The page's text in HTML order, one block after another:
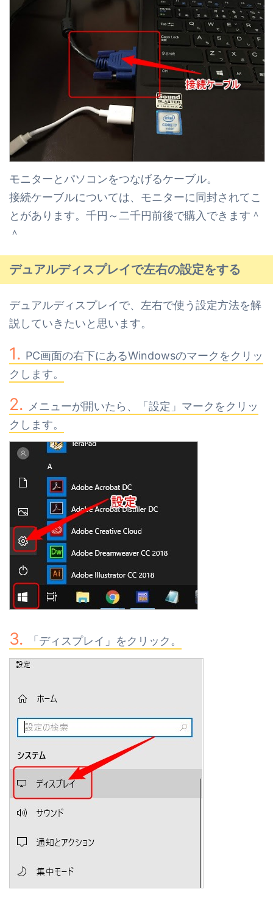
モニターとパソコンをつなげるケーブル。
接続ケーブルについては、モニターに同封されてこ
とがあります。 千円～二千円前後で購入できます＾
＾
デュアルディスプレイで左右の設定をする
デュアルディスプレイで、左右で使う設定方法を解
説していきたいと思います。
PC画面の右下にあるWindowsのマークをクリッ
クします。
メニューが開いたら、「設定」マークをクリッ
クします。
「ディスプレイ」をクリック。